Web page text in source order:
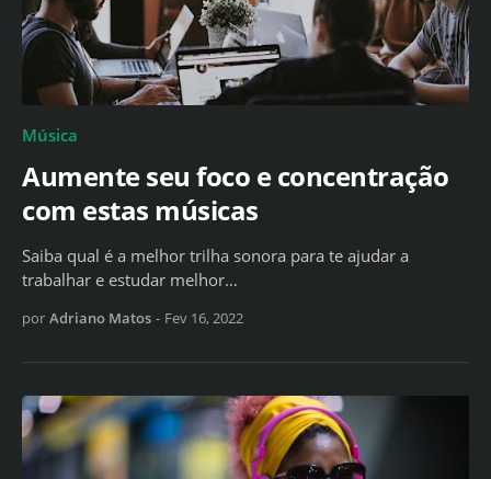
Música
Aumente seu foco e concentração
com estas músicas
Saiba qual é a melhor trilha sonora para te ajudar a
trabalhar e estudar melhor…
por Adriano Matos - Fev 16, 2022